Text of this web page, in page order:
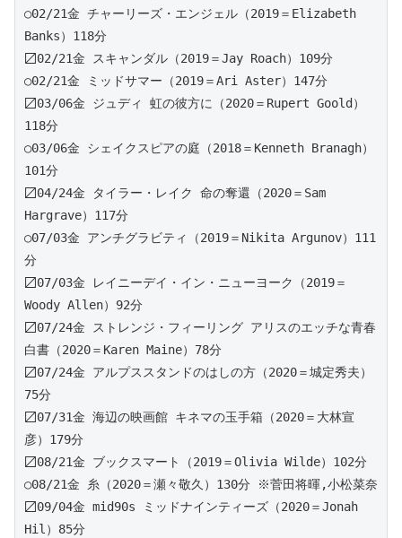
○02/21金 チャーリーズ・エンジェル（2019＝Elizabeth
Banks）118分
〼02/21金 スキャンダル（2019＝Jay Roach）109分
○02/21金 ミッドサマー（2019＝Ari Aster）147分
〼03/06金 ジュディ 虹の彼方に（2020＝Rupert Goold）
118分
○03/06金 シェイクスピアの庭（2018＝Kenneth Branagh）
101分
〼04/24金 タイラー・レイク 命の奪還（2020＝Sam
Hargrave）117分
○07/03金 アンチグラビティ（2019＝Nikita Argunov）111
分
〼07/03金 レイニーデイ・イン・ニューヨーク（2019＝
Woody Allen）92分
〼07/24金 ストレンジ・フィーリング アリスのエッチな青春
白書（2020＝Karen Maine）78分
〼07/24金 アルプススタンドのはしの方（2020＝城定秀夫）
75分
〼07/31金 海辺の映画館 キネマの玉手箱（2020＝大林宣
彦）179分
〼08/21金 ブックスマート（2019＝Olivia Wilde）102分
○08/21金 糸（2020＝瀬々敬久）130分 ※菅田将暉,小松菜奈
〼09/04金 mid90s ミッドナインティーズ（2020＝Jonah
Hil）85分